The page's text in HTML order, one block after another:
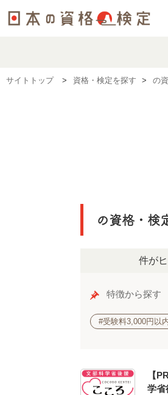
サイトトップ 資格・検定を探す の
の資格・検
1289件がヒ
特徴から探す
#受験料3,000円以
【
学省